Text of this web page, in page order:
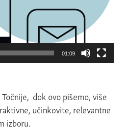
01:09
dok ovo pišemo, više
učinkovite, relevantne
izboru.